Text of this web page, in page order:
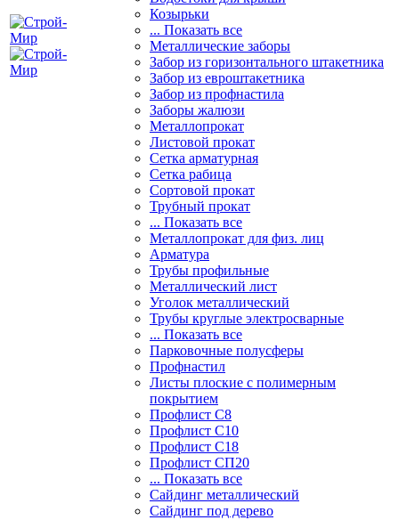
Козырьки
... Показать все
Металлические заборы
Забор из горизонтального штакетника
Забор из евроштакетника
Забор из профнастила
Заборы жалюзи
Металлопрокат
Листовой прокат
Сетка арматурная
Сетка рабица
Сортовой прокат
Трубный прокат
... Показать все
Металлопрокат для физ. лиц
Арматура
Трубы профильные
Металлический лист
Уголок металлический
Трубы круглые электросварные
... Показать все
Парковочные полусферы
Профнастил
Листы плоские с полимерным
покрытием
Профлист С8
Профлист С10
Профлист С18
Профлист СП20
... Показать все
Сайдинг металлический
Cайдинг под дерево